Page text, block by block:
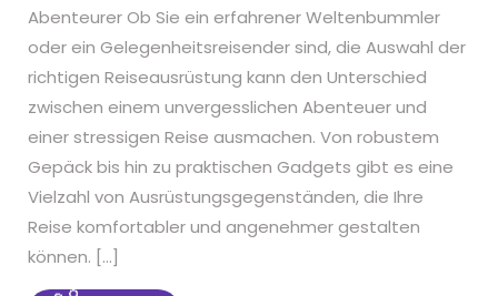
Abenteurer Ob Sie ein erfahrener Weltenbummler
oder ein Gelegenheitsreisender sind, die Auswahl der
richtigen Reiseausrüstung kann den Unterschied
zwischen einem unvergesslichen Abenteuer und
einer stressigen Reise ausmachen. Von robustem
Gepäck bis hin zu praktischen Gadgets gibt es eine
Vielzahl von Ausrüstungsgegenständen, die Ihre
Reise komfortabler und angenehmer gestalten
können. […]